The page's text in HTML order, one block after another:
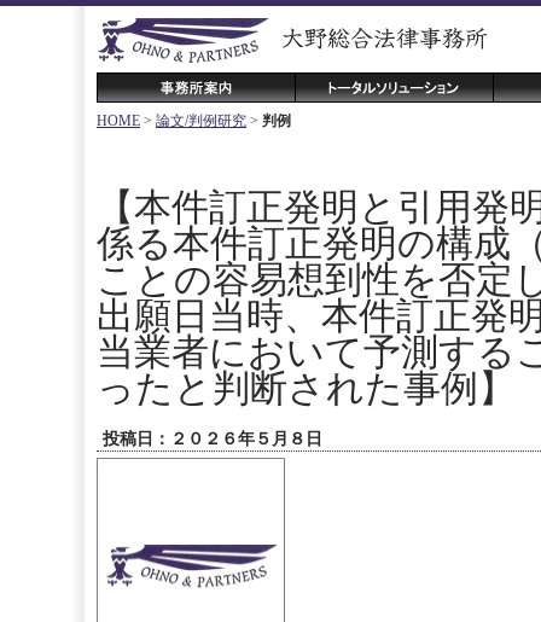
HOME > 論文/判例研究 > 判例
【本件訂正発明と引用発
係る本件訂正発明の構成
ことの容易想到性を否定
出願日当時、本件訂正発
当業者において予測する
ったと判断された事例】
投稿日：２０２６年５月８日